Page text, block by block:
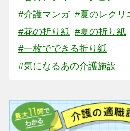
#介護マンガ #夏のレクリ
#花の折り紙 #夏の折り紙
#一枚でできる折り紙
#気になるあの介護施設